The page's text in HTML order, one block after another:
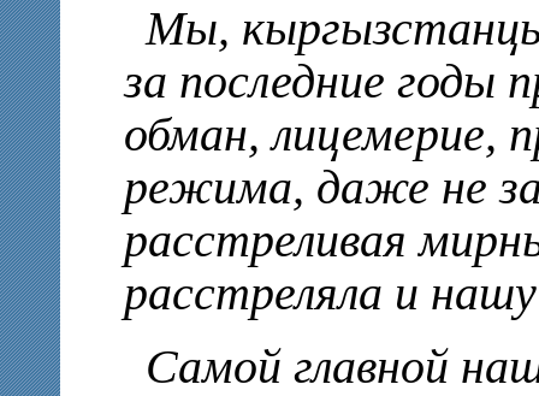
Мы,
за последние годы
обман, лицемерие,
режима, даже не
расстреливая
расстреляла и
Самой главной